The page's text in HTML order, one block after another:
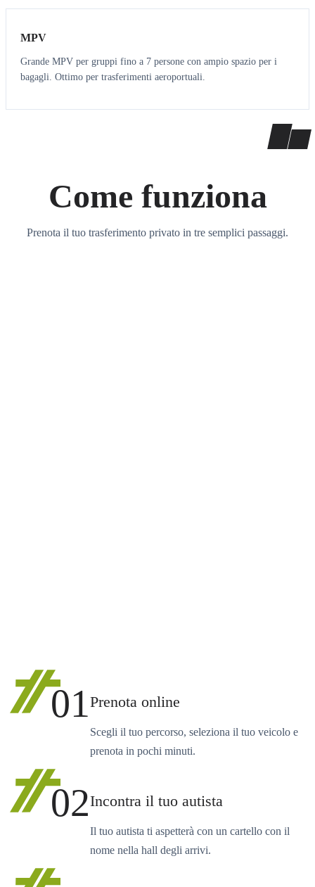
MPV
Grande MPV per gruppi fino a 7 persone con ampio spazio per i
bagagli. Ottimo per trasferimenti aeroportuali.
Come funziona
Prenota il tuo trasferimento privato in tre semplici passaggi.
01Prenota online
Scegli il tuo percorso, seleziona il tuo veicolo e
prenota in pochi minuti.
02Incontra il tuo autista
Il tuo autista ti aspetterà con un cartello con il
nome nella hall degli arrivi.